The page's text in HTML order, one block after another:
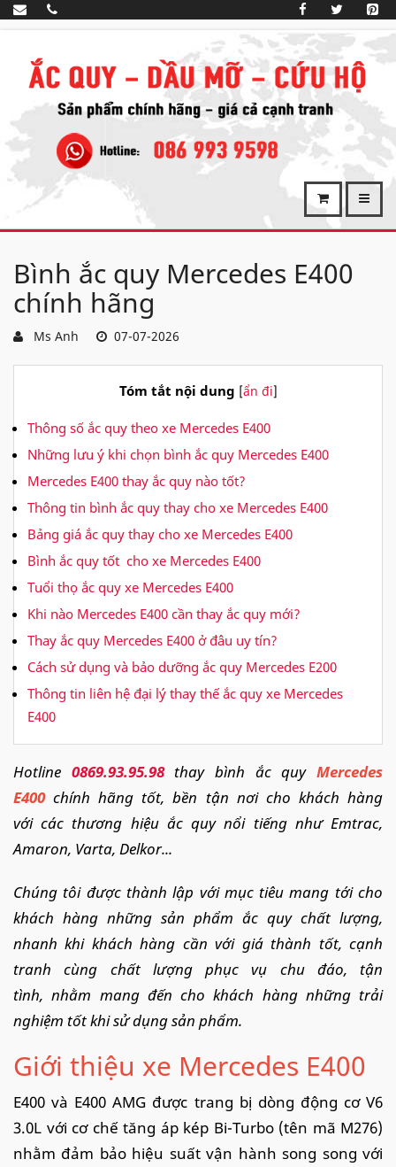
Bình ắc quy Mercedes E400
chính hãng
Ms Anh 07-07-2026
Tóm tắt nội dung [ẩn đi]
Thông số ắc quy theo xe Mercedes E400
Những lưu ý khi chọn bình ắc quy Mercedes E400
Mercedes E400 thay ắc quy nào tốt?
Thông tin bình ắc quy thay cho xe Mercedes E400
Bảng giá ắc quy thay cho xe Mercedes E400
Bình ắc quy tốt cho xe Mercedes E400
Tuổi thọ ắc quy xe Mercedes E400
Khi nào Mercedes E400 cần thay ắc quy mới?
Thay ắc quy Mercedes E400 ở đâu uy tín?
Cách sử dụng và bảo dưỡng ắc quy Mercedes E200
Thông tin liên hệ đại lý thay thế ắc quy xe Mercedes
E400
Hotline 0869.93.95.98thay bình ắc quyMercedes
E400chính hãng tốt, bền tận nơi cho khách hàng
với các thương hiệu ắc quy nổi tiếng như Emtrac,
Amaron, Varta, Delkor...
Chúng tôi được thành lập với mục tiêu mang tới cho
khách hàng những sản phẩm ắc quy chất lượng,
nhanh khi khách hàng cần với giá thành tốt, cạnh
tranh cùng chất lượng phục vụ chu đáo, tận
tình, nhằm mang đến cho khách hàng những trải
nghiệm tốt khi sử dụng sản phẩm.
Giới thiệu xe Mercedes E400
E400 và E400 AMG được trang bị dòng động cơ V6
3.0L với cơ chế tăng áp kép Bi-Turbo (tên mã M276)
nhằm đảm bảo hiệu suất vận hành song song với